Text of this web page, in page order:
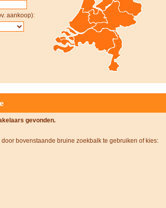
aankoop):
gevonden.
door bovenstaande bruine zoekbalk te gebruiken of kies: